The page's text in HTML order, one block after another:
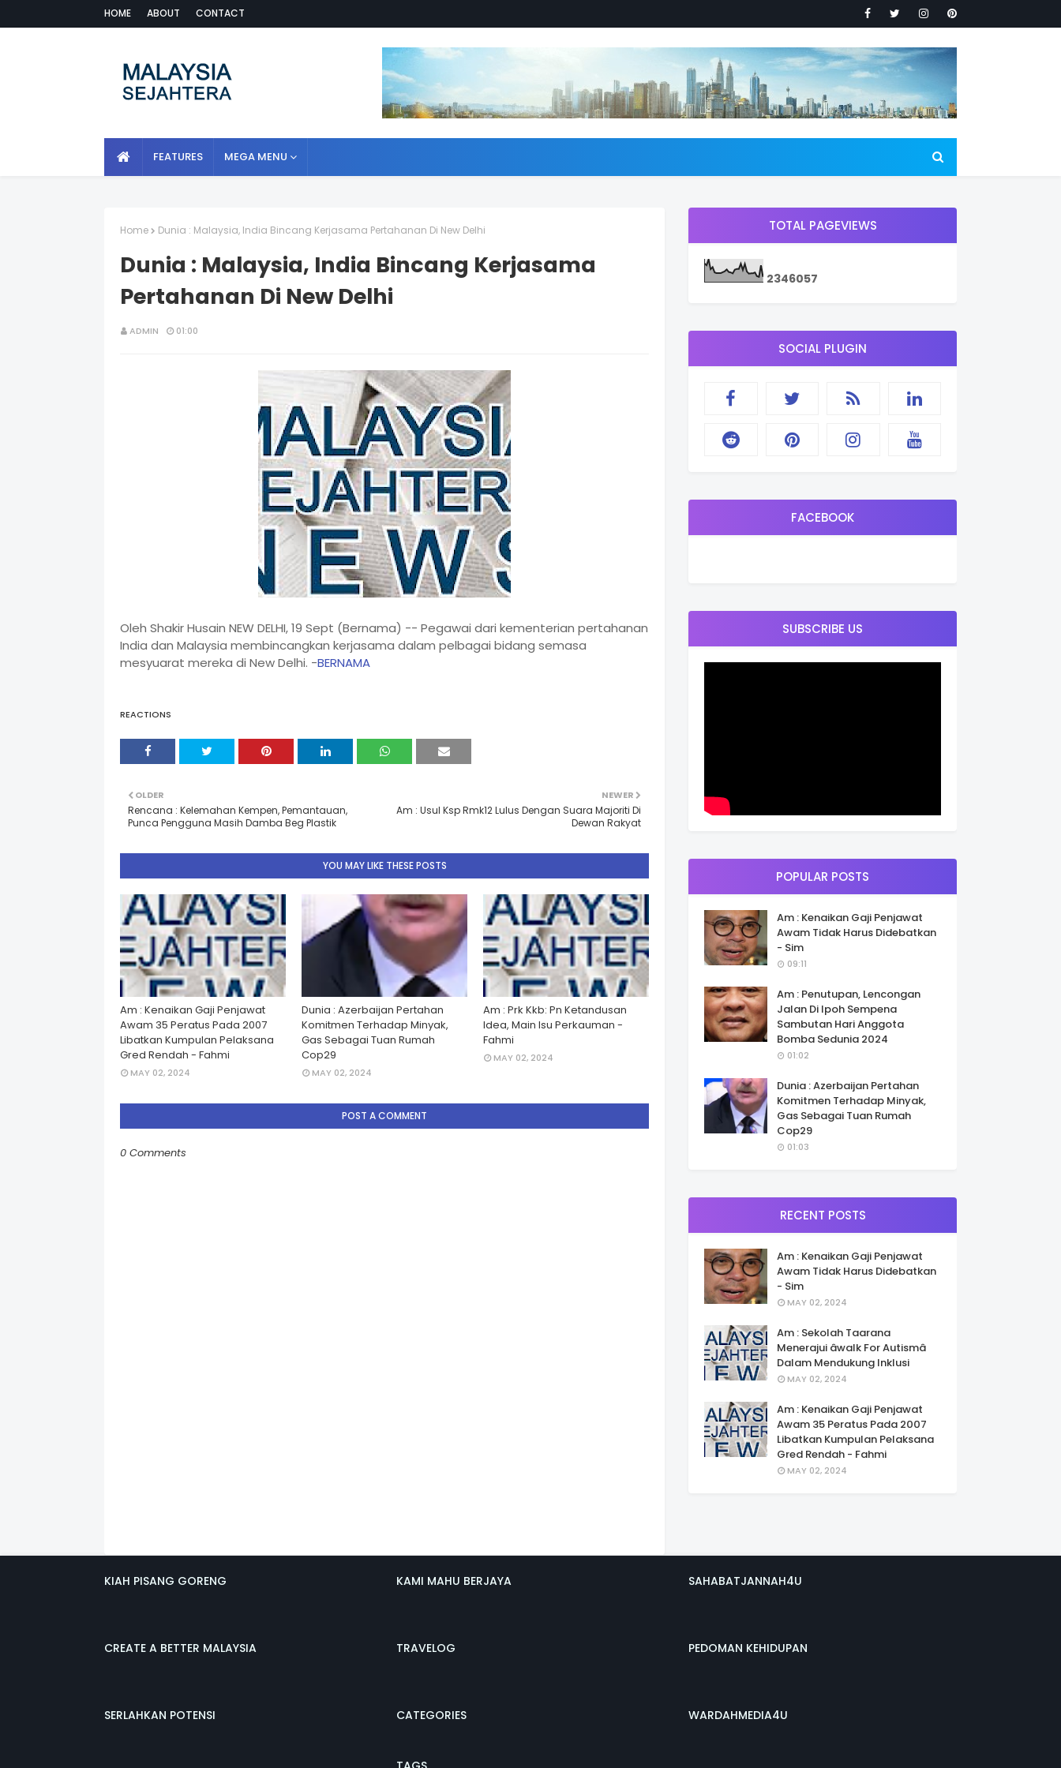
HOME ABOUT CONTACT
FEATURES MEGA MENU
Home Dunia : Malaysia, India Bincang Kerjasama Pertahanan Di New Delhi
Dunia : Malaysia, India Bincang Kerjasama
Pertahanan Di New Delhi
ADMIN 01:00
Oleh Shakir Husain NEW DELHI, 19 Sept (Bernama) -- Pegawai dari kementerian pertahanan
India dan Malaysia membincangkan kerjasama dalam pelbagai bidang semasa
mesyuarat mereka di New Delhi. -BERNAMA
REACTIONS
NEWER
Am : Usul Ksp Rmk12 Lulus Dengan Suara Majoriti Di
Dewan Rakyat
OLDER
Rencana : Kelemahan Kempen, Pemantauan,
Punca Pengguna Masih Damba Beg Plastik
YOU MAY LIKE THESE POSTS
Am : Kenaikan Gaji Penjawat
Awam 35 Peratus Pada 2007
Libatkan Kumpulan Pelaksana
Gred Rendah - Fahmi
MAY 02, 2024
Dunia : Azerbaijan Pertahan
Komitmen Terhadap Minyak,
Gas Sebagai Tuan Rumah
Cop29
MAY 02, 2024
Am : Prk Kkb: Pn Ketandusan
Idea, Main Isu Perkauman -
Fahmi
MAY 02, 2024
POST A COMMENT
0 Comments
TOTAL PAGEVIEWS
2346057
SOCIAL PLUGIN
FACEBOOK
SUBSCRIBE US
POPULAR POSTS
Am : Kenaikan Gaji Penjawat
Awam Tidak Harus Didebatkan
- Sim
09:11
Am : Penutupan, Lencongan
Jalan Di Ipoh Sempena
Sambutan Hari Anggota
Bomba Sedunia 2024
01:02
Dunia : Azerbaijan Pertahan
Komitmen Terhadap Minyak,
Gas Sebagai Tuan Rumah
Cop29
01:03
RECENT POSTS
Am : Kenaikan Gaji Penjawat
Awam Tidak Harus Didebatkan
- Sim
MAY 02, 2024
Am : Sekolah Taarana
Menerajui âwalk For Autismâ
Dalam Mendukung Inklusi
MAY 02, 2024
Am : Kenaikan Gaji Penjawat
Awam 35 Peratus Pada 2007
Libatkan Kumpulan Pelaksana
Gred Rendah - Fahmi
MAY 02, 2024
KIAH PISANG GORENG
CREATE A BETTER MALAYSIA
SERLAHKAN POTENSI
KAMI MAHU BERJAYA
TRAVELOG
CATEGORIES
SAHABATJANNAH4U
PEDOMAN KEHIDUPAN
WARDAHMEDIA4U